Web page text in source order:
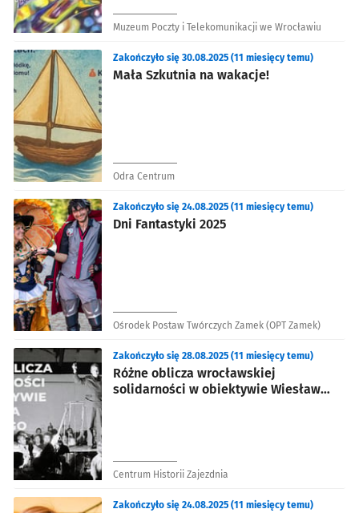
Muzeum Poczty i Telekomunikacji we Wrocławiu
Mała Szkutnia na wakacje!
Zakończyło się 30.08.2025 (11 miesięcy temu)
Odra Centrum
Dni Fantastyki 2025
Zakończyło się 24.08.2025 (11 miesięcy temu)
Ośrodek Postaw Twórczych Zamek (OPT Zamek)
Różne oblicza wrocławskiej
solidarności w obiektywie Wiesława
Zakończyło się 28.08.2025 (11 miesięcy temu)
Centrum Historii Zajezdnia
Zakończyło się 24.08.2025 (11 miesięcy temu)